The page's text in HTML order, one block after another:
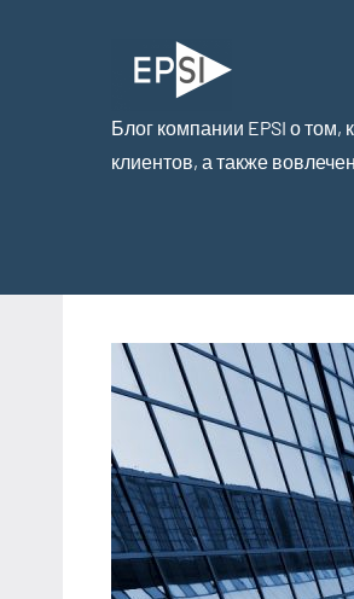
EPSI
Блог
компании
Блог компании EPSI о том,
клиентов, а также